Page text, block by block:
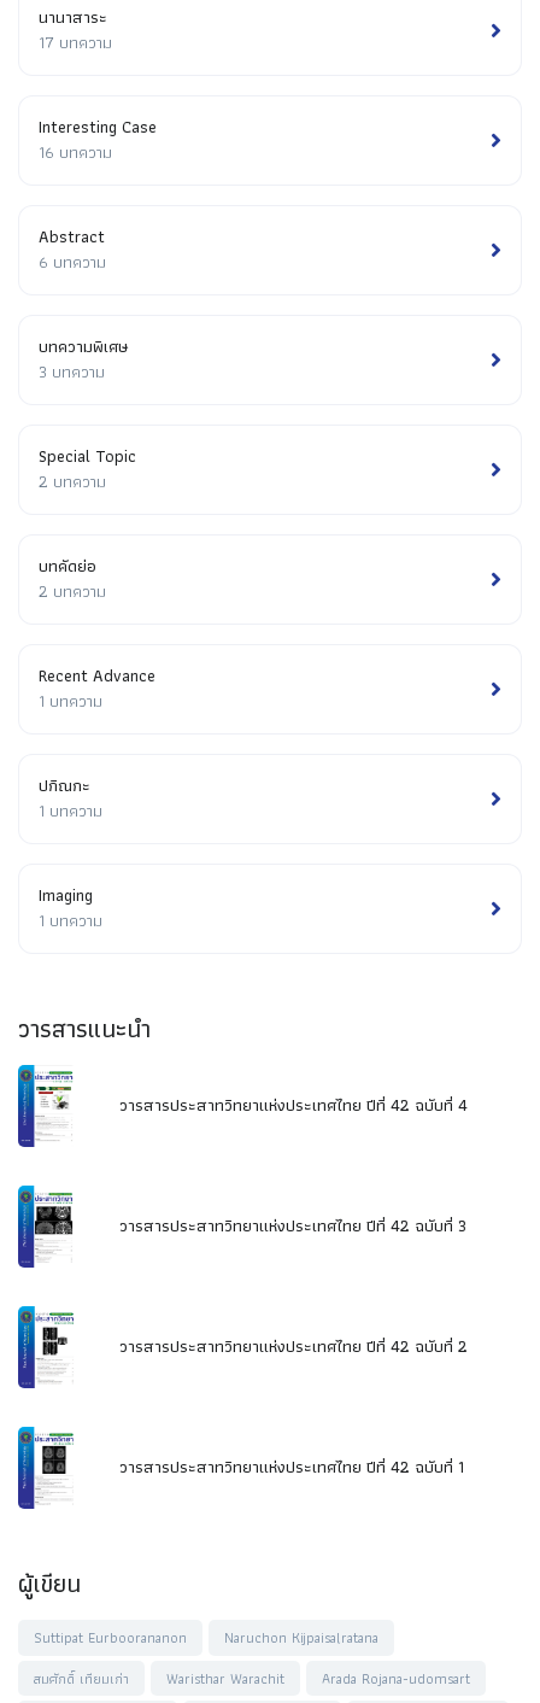
นานาสาระ
17 บทความ
Interesting Case
16 บทความ
Abstract
6 บทความ
บทความพิเศษ
3 บทความ
Special Topic
2 บทความ
บทคัดย่อ
2 บทความ
Recent Advance
1 บทความ
ปกิณกะ
1 บทความ
Imaging
1 บทความ
วารสารแนะนำ
วารสารประสาทวิทยาแห่งประเทศไทย ปีที่ 42 ฉบับที่ 4
วารสารประสาทวิทยาแห่งประเทศไทย ปีที่ 42 ฉบับที่ 3
วารสารประสาทวิทยาแห่งประเทศไทย ปีที่ 42 ฉบับที่ 2
วารสารประสาทวิทยาแห่งประเทศไทย ปีที่ 42 ฉบับที่ 1
ผู้เขียน
Suttipat Eurboorananon
Naruchon Kijpaisalratana
สมศักดิ์ เทียมเก่า
Waristhar Warachit
Arada Rojana-udomsart